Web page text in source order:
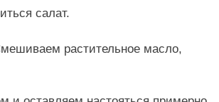
салат.
растительное масло,